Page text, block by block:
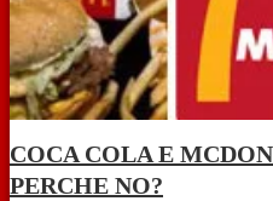
COCA COLA E
PERCHE NO?